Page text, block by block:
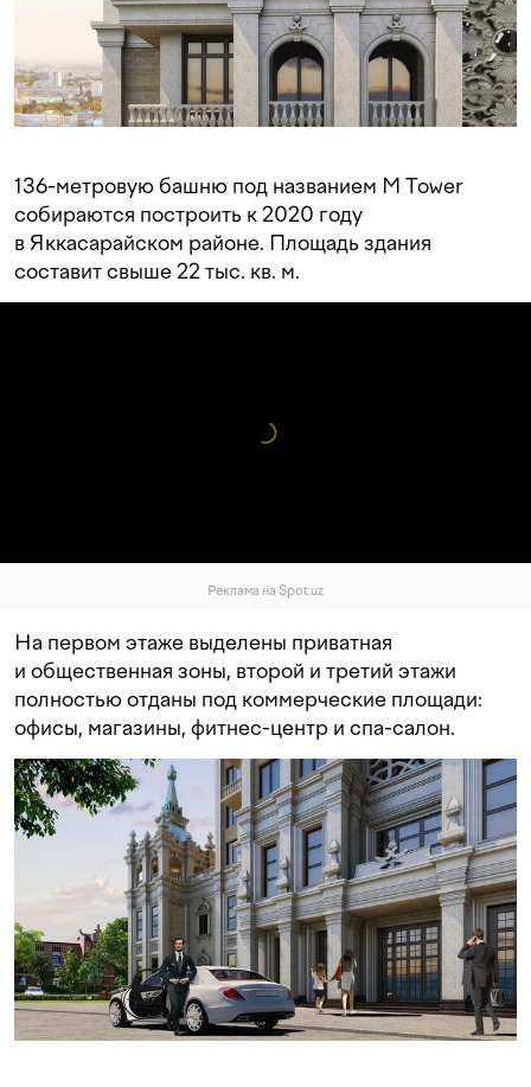
136-метровую башню под названием M Tower
собираются построить к 2020 году
в Яккасарайском районе. Площадь здания
составит свыше 22 тыс. кв. м.
Реклама на Spot.uz
На первом этаже выделены приватная
и общественная зоны, второй и третий этажи
полностью отданы под коммерческие площади:
офисы, магазины, фитнес-центр и спа-салон.